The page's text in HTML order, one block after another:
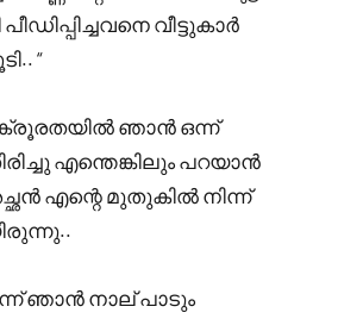
വീട്ടുകാർ
“
ഞാൻ ഒന്ന്
എന്തെങ്കിലും പറയാൻ
എന്റെ മുതുകിൽ നിന്ന്
ഞാൻ നാല് പാടും